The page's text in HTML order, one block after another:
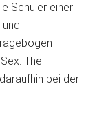
Schüler einer
The
bei der